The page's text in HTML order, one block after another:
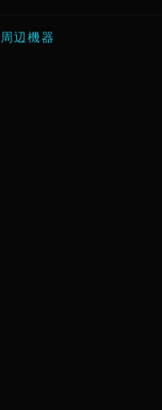
周辺機器